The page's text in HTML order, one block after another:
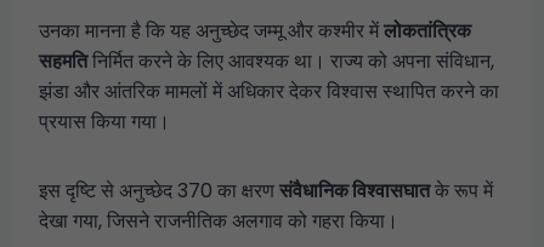
उनका मानना है कि यह अनुच्छेद जम्मू और कश्मीर मेंलोकतांत्रिक
सहमतिनिर्मित करने के लिए आवश्यक था। राज्य को अपना संविधान,
झंडा और आंतरिक मामलों में अधिकार देकर विश्वास स्थापित करने का
प्रयास किया गया।
इस दृष्टि से अनुच्छेद 370 का क्षरणसंवैधानिक विश्वासघातके रूप में
देखा गया, जिसने राजनीतिक अलगाव को गहरा किया।